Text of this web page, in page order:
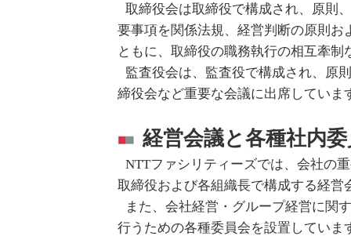
取締役会は取締役で構成され、原則
要事項を関係法規、経営判断の原則
ともに、取締役の職務執行の相互牽制
監査役会は、監査役で構成され、原
締役会など重要な会議に出席していま
経営会議と各種社内
NTTファシリティーズでは、会社の
取締役および各組織長で構成する経
また、会社経営・グループ経営に関
行うための各種委員会を設置していま